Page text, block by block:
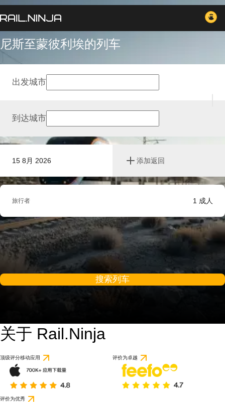
尼斯至蒙彼利埃的列车
15 8月 2026 添加返回
出发城市
到达城市
旅行者 1 成人
搜索列车
关于 Rail.Ninja
顶级评分移动应用 评价为卓越
评价为优秀